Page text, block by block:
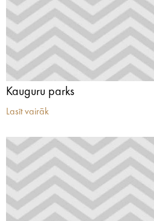
Kauguru parks
Lasīt vairāk